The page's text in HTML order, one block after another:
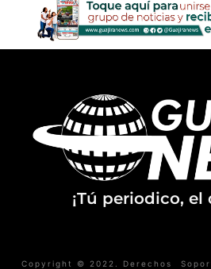
¡Tú periodico, el
Copyright © 2022. Derechos